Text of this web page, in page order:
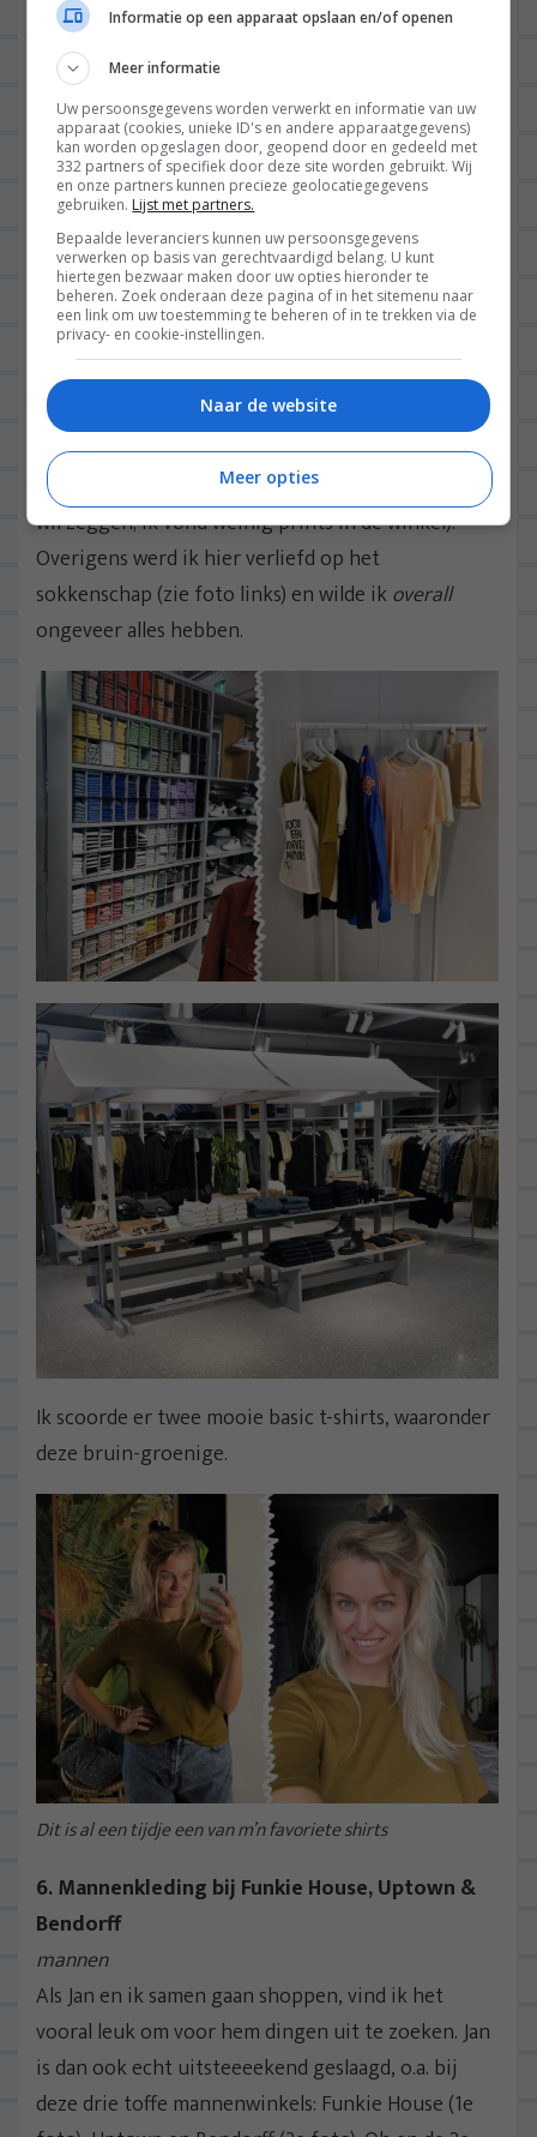
Toegegeven; ik werd erg verliefd op dit lampje en de
kaarsenstandaard
5. Basics bij Arket
mannen & vrouwen
Oeeeeh over deze winkel waren Jan en ik beiden
ergggg enthousiast; Arket. Onderdeel van de H&M
Group (net als Cos en Other Stories volgens mij) en
bij deze mooie, grote kledingwinkel vind je vooral
hele mooie basics. Mooie stoffen, mooi gesneden;
echt kleding waar aandacht aan besteed is. Voor
mooie basics ben je hier op het goede adres (dat
wil zeggen; ik vond weinig prints in de winkel).
Overigens werd ik hier verliefd op het
sokkenschap (zie foto links) en wilde ik overall
ongeveer alles hebben.
Ik scoorde er twee mooie basic t-shirts, waaronder
deze bruin-groenige.
Dit is al een tijdje een van m’n favoriete shirts
6. Mannenkleding bij Funkie House, Uptown &
Bendorff
mannen
Als Jan en ik samen gaan shoppen, vind ik het
vooral leuk om voor hem dingen uit te zoeken. Jan
is dan ook echt uitsteeeekend geslaagd, o.a. bij
deze drie toffe mannenwinkels: Funkie House (1e
Informatie op een apparaat opslaan en/of openen
Meer informatie
Uw persoonsgegevens worden verwerkt en informatie van uw
apparaat (cookies, unieke ID's en andere apparaatgegevens)
kan worden opgeslagen door, geopend door en gedeeld met
332 partners of specifiek door deze site worden gebruikt. Wij
en onze partners kunnen precieze geolocatiegegevens
gebruiken. Lijst met partners.
Bepaalde leveranciers kunnen uw persoonsgegevens
verwerken op basis van gerechtvaardigd belang. U kunt
hiertegen bezwaar maken door uw opties hieronder te
beheren. Zoek onderaan deze pagina of in het sitemenu naar
een link om uw toestemming te beheren of in te trekken via de
privacy- en cookie-instellingen.
Naar de website
Meer opties